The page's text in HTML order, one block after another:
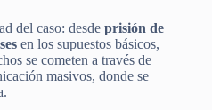
del caso: desde prisión de
en los supuestos básicos,
se cometen a través de
masivos, donde se